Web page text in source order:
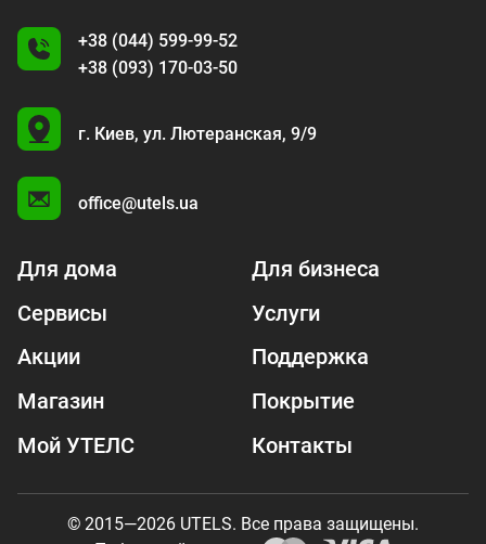
+38 (044) 599-99-52
+38 (093) 170-03-50
U
г. Киев, ул. Лютеранская, 9/9
office@utels.ua
Для дома
Для бизнеса
Сервисы
Услуги
Акции
Поддержка
Магазин
Покрытие
Мой УТЕЛС
Контакты
© 2015—2026 UTELS. Все права защищены.